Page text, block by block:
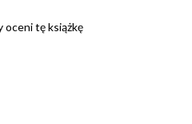
oceni tę książkę